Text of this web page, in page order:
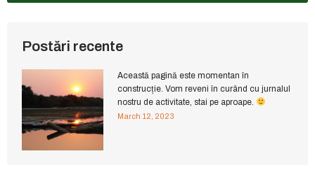
Postări recente
Această pagină este momentan în
construcție. Vom reveni în curând cu jurnalul
nostru de activitate, stai pe aproape.
March 12, 2023